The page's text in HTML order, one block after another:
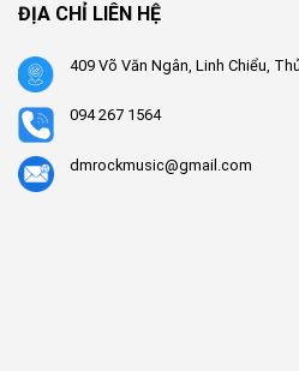
ĐỊA CHỈ LIÊN HỆ
409 Võ Văn Ngân, Linh Chiểu,
094 267 1564
dmrockmusic@gmail.com